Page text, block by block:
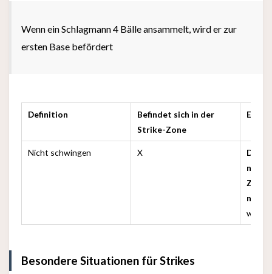
Wenn ein Schlagmann 4 Bälle ansammelt, wird er zur
ersten Base befördert
Definition
Befindet sich in der
Strike-Zone
Nicht schwingen X
Der
nicht
Zone
nicht
wird
Besondere Situationen für Strikes